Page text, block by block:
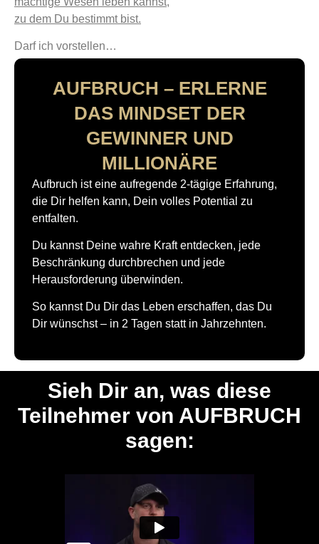
zu dem Du bestimmt bist.
Darf ich vorstellen…
AUFBRUCH – ERLERNE
DAS MINDSET DER
GEWINNER UND
MILLIONÄRE
Aufbruch ist eine aufregende 2-tägige Erfahrung,
die Dir helfen kann, Dein volles Potential zu
entfalten.
Du kannst Deine wahre Kraft entdecken, jede
Beschränkung durchbrechen und jede
Herausforderung überwinden.
So kannst Du Dir das Leben erschaffen, das Du
Dir wünschst – in 2 Tagen statt in Jahrzehnten.
Sieh Dir an, was diese
Teilnehmer von AUFBRUCH
sagen: